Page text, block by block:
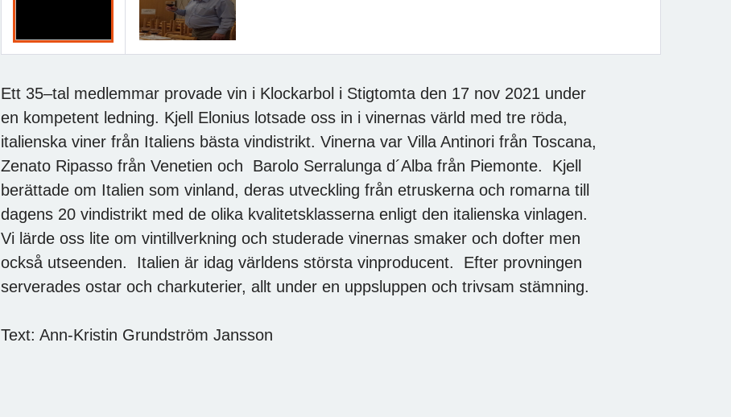
Ett 35–tal medlemmar provade vin i Klockarbol i Stigtomta den 17 nov 2021 under
en kompetent ledning. Kjell Elonius lotsade oss in i vinernas värld med tre röda,
italienska viner från Italiens bästa vindistrikt. Vinerna var Villa Antinori från Toscana,
Zenato Ripasso från Venetien och Barolo Serralunga d´Alba från Piemonte. Kjell
berättade om Italien som vinland, deras utveckling från etruskerna och romarna till
dagens 20 vindistrikt med de olika kvalitetsklasserna enligt den italienska vinlagen.
Vi lärde oss lite om vintillverkning och studerade vinernas smaker och dofter men
också utseenden. Italien är idag världens största vinproducent. Efter provningen
serverades ostar och charkuterier, allt under en uppsluppen och trivsam stämning.
Text: Ann-Kristin Grundström Jansson